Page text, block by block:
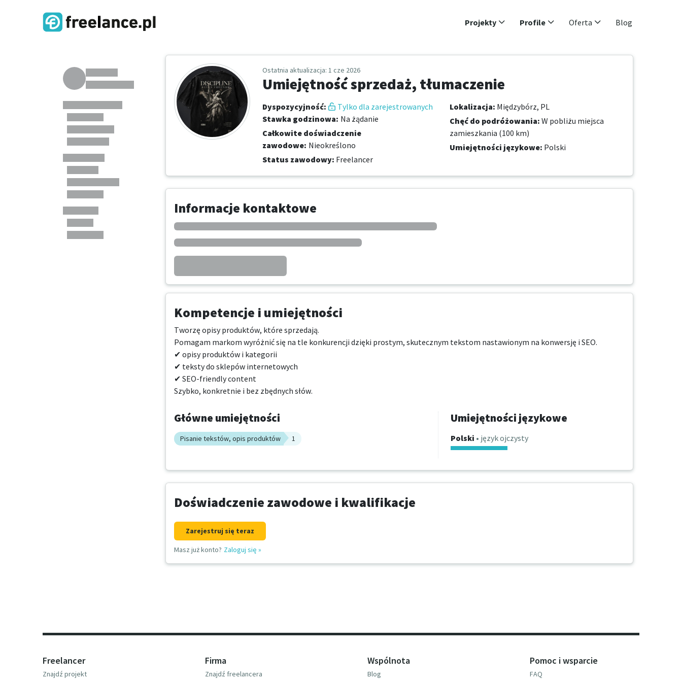
Projekty Profile Oferta Blog
Ostatnia aktualizacja: 1 cze 2026
Umiejętność sprzedaż, tłumaczenie
Dyspozycyjność:
Tylko dla zarejestrowanych
Stawka godzinowa: Na żądanie
Całkowite doświadczenie
zawodowe: Nieokreślono
Status zawodowy: Freelancer
Lokalizacja: Międzybórz, PL
Chęć do podróżowania: W pobliżu miejsca
zamieszkania (100 km)
Umiejętności językowe: Polski
Informacje kontaktowe
Kompetencje i umiejętności
Tworzę opisy produktów, które sprzedają.
Pomagam markom wyróżnić się na tle konkurencji dzięki prostym, skutecznym tekstom nastawionym na konwersję i SEO.
✔ opisy produktów i kategorii
✔ teksty do sklepów internetowych
✔ SEO-friendly content
Szybko, konkretnie i bez zbędnych słów.
Główne umiejętności
Pisanie tekstów, opis produktów 1
Umiejętności językowe
Polski • język ojczysty
Doświadczenie zawodowe i kwalifikacje
Zarejestruj się teraz
Masz już konto? Zaloguj się »
Freelancer
Znajdź projekt
Firma
Znajdź freelancera
Wspólnota
Blog
Pomoc i wsparcie
FAQ